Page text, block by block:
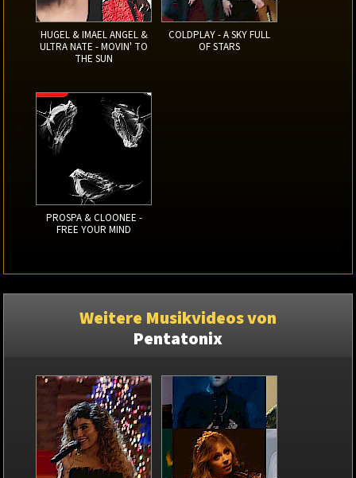
HUGEL & IMAEL ANGEL &
ULTRA NATE - MOVIN' TO
THE SUN
COLDPLAY - A SKY FULL
OF STARS
PROSPA & CLOONEE -
FREE YOUR MIND
Weitere Musikvideos von
Pentatonix